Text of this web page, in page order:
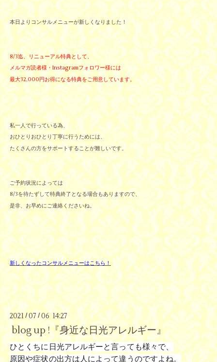
本日よりコンサルメニューが新しくなりました！
8/3迄、リニューアル特典として、
メルマガ読者様・Instagramフォロワー様には
最大32,000円お得になる特典をご用意しています。
私一人で行っている為、
おひとりおひとり丁寧に行うためには、
たくさんの方をサポートすることが難しいです。
ご予約状況によっては
8/3を待たずして特典終了となる場合もありますので、
是非、お早めにご連絡くださいね。
新しくなったコンサルメニューはこちら！
2021 /07 /06 14:27
blog up !『身近な日光アレルギー』
ひとくちに日光アレルギーと言っても様々で、
原因や症状の出方は人によって違うのですよね。